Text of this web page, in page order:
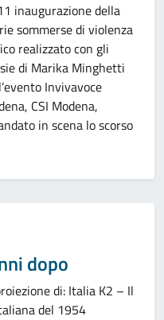
inaugurazione della
sommerse di violenza
realizzato con gli
di Marika Minghetti
Invivavoce
CSI Modena,
in scena lo scorso
dopo
di: Italia K2 – Il
del 1954